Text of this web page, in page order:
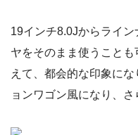
19インチ8.0Jからライ
ヤをそのまま使うこと
えて、都会的な印象に
ョンワゴン風になり、さ